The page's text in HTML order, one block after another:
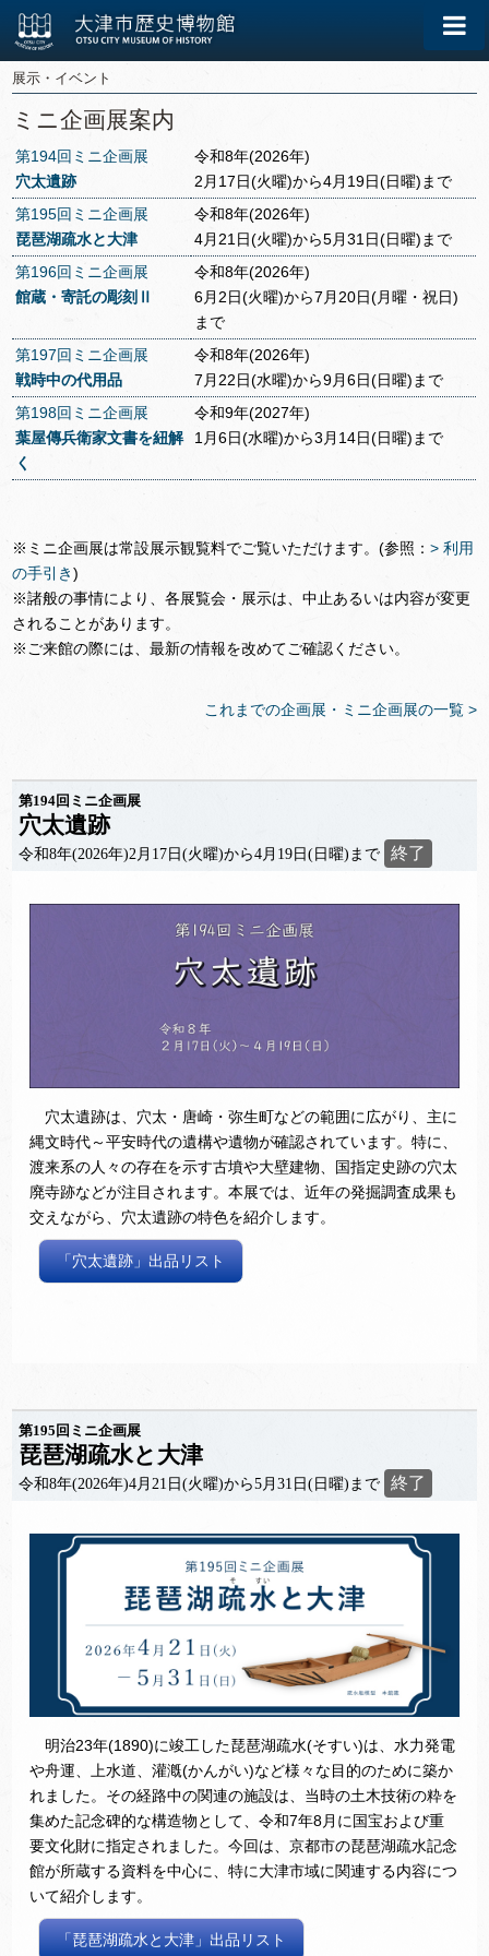
展示・イベント
ミニ企画展案内
第194回ミニ企画展
穴太遺跡
令和8年(2026年)
2月17日(火曜)から4月19日(日曜)まで
第195回ミニ企画展
琵琶湖疏水と大津
令和8年(2026年)
4月21日(火曜)から5月31日(日曜)まで
第196回ミニ企画展
館蔵・寄託の彫刻Ⅱ
令和8年(2026年)
6月2日(火曜)から7月20日(月曜・祝日)
まで
第197回ミニ企画展
戦時中の代用品
令和8年(2026年)
7月22日(水曜)から9月6日(日曜)まで
第198回ミニ企画展
葉屋傳兵衛家文書を紐解
く
令和9年(2027年)
1月6日(水曜)から3月14日(日曜)まで
※ミニ企画展は常設展示観覧料でご覧いただけます。(参照：> 利用
の手引き)
※諸般の事情により、各展覧会・展示は、中止あるいは内容が変更
されることがあります。
※ご来館の際には、最新の情報を改めてご確認ください。
これまでの企画展・ミニ企画展の一覧 >
第194回ミニ企画展
穴太遺跡
令和8年(2026年)2月17日(火曜)から4月19日(日曜)まで 終了
穴太遺跡は、穴太・唐崎・弥生町などの範囲に広がり、主に
縄文時代～平安時代の遺構や遺物が確認されています。特に、
渡来系の人々の存在を示す古墳や大壁建物、国指定史跡の穴太
廃寺跡などが注目されます。本展では、近年の発掘調査成果も
交えながら、穴太遺跡の特色を紹介します。
「穴太遺跡」出品リスト
第195回ミニ企画展
琵琶湖疏水と大津
令和8年(2026年)4月21日(火曜)から5月31日(日曜)まで 終了
明治23年(1890)に竣工した琵琶湖疏水(そすい)は、水力発電
や舟運、上水道、灌漑(かんがい)など様々な目的のために築か
れました。その経路中の関連の施設は、当時の土木技術の粋を
集めた記念碑的な構造物として、令和7年8月に国宝および重
要文化財に指定されました。今回は、京都市の琵琶湖疏水記念
館が所蔵する資料を中心に、特に大津市域に関連する内容につ
いて紹介します。
「琵琶湖疏水と大津」出品リスト